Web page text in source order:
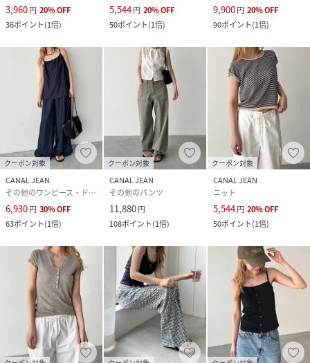
3,960円 20%OFF
36ポイント(1倍)
5,544円 20%OFF
50ポイント(1倍)
9,900円 20%OFF
90ポイント(1倍)
クーポン対象
CANAL JEAN
その他のワンピース・ドレス
6,930円 30%OFF
63ポイント(1倍)
クーポン対象
CANAL JEAN
その他のパンツ
11,880円
108ポイント(1倍)
クーポン対象
CANAL JEAN
ニット
5,544円 20%OFF
50ポイント(1倍)